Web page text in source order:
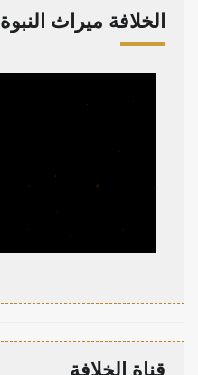
الخلافة ميراث النبوة
قناة الخلافة